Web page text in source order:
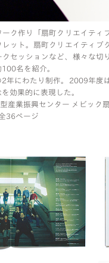
ーク作り「扇町クリエイティ
ット。扇町クリエイティブ
セッションなど、様々な切
名を紹介。
年にわたり制作。2009年度
効果的に表現した。
産業振興センター メビック
36ページ